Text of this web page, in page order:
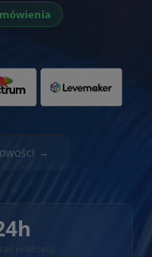
→
realizacji